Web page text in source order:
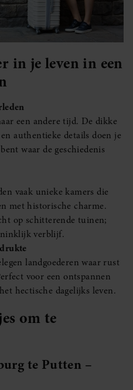
in je leven in een
een andere tijd. De dikke
authentieke details doen je
waar de geschiedenis
vaak unieke kamers die
met historische charme.
op schitterende tuinen;
verblijf.
landgoederen waar rust
voor een ontspannen
hectische dagelijks leven.
om te
te Putten –